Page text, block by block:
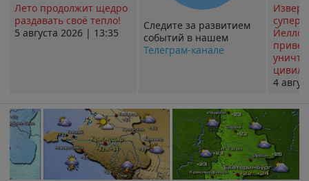
Лето продолжит щедро
раздавать своё тепло!
5 августа 2026 | 13:35
Следите за развитием
событий в нашем
Телеграм-канале
4